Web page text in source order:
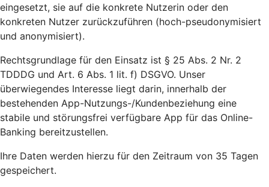
eingesetzt, sie auf die konkrete Nutzerin oder den
konkreten Nutzer zurückzuführen (hoch-pseudonymisiert
und anonymisiert).
Rechtsgrundlage für den Einsatz ist § 25 Abs. 2 Nr. 2
TDDDG und Art. 6 Abs. 1 lit. f) DSGVO. Unser
überwiegendes Interesse liegt darin, innerhalb der
bestehenden App-Nutzungs-/Kundenbeziehung eine
stabile und störungsfrei verfügbare App für das Online-
Banking bereitzustellen.
Ihre Daten werden hierzu für den Zeitraum von 35 Tagen
gespeichert.